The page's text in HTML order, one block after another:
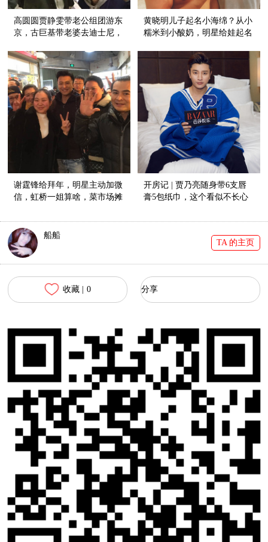
高圆圆贾静雯带老公组团游东
京，古巨基带老婆去迪士尼，
黄晓明儿子起名小海绵？从小
糯米到小酸奶，明星给娃起名
谢霆锋给拜年，明星主动加微
信，虹桥一姐算啥，菜市场摊
开房记 | 贾乃亮随身带6支唇
膏5包纸巾，这个看似不长心
船船
TA 的主页
收藏 | 0 分享